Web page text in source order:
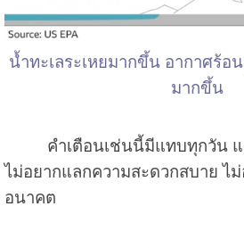
น้ำทะเลระเหยมากขึ้น อากาศร้
มากขึ้น
คำเตือนเช่นนี้มีแทบทุกวัน แ
ไม่อยากแลกความสะดวกสบาย ไม่
อนาคต